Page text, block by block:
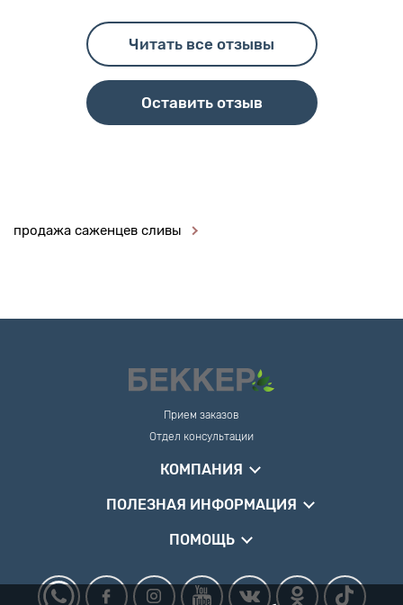
Читать все отзывы
Оставить отзыв
продажа саженцев сливы
Прием заказов
Отдел консультации
КОМПАНИЯ
ПОЛЕЗНАЯ ИНФОРМАЦИЯ
ПОМОЩЬ